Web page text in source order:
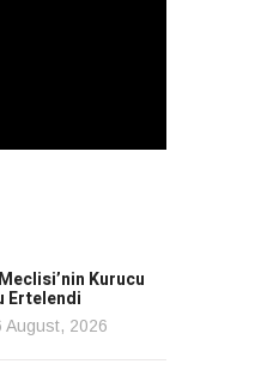
Kurucu
Ertelendi
August, 2026